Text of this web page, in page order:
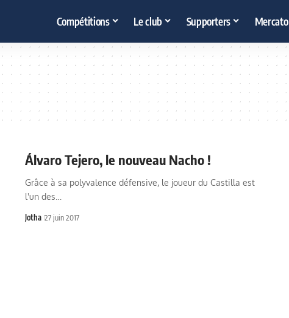
Compétitions Le club Supporters Mercato
Álvaro Tejero, le nouveau Nacho !
Grâce à sa polyvalence défensive, le joueur du Castilla est
l'un des…
Jotha 27 juin 2017